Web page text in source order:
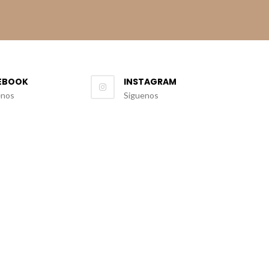
INSTAGRAM
Siguenos